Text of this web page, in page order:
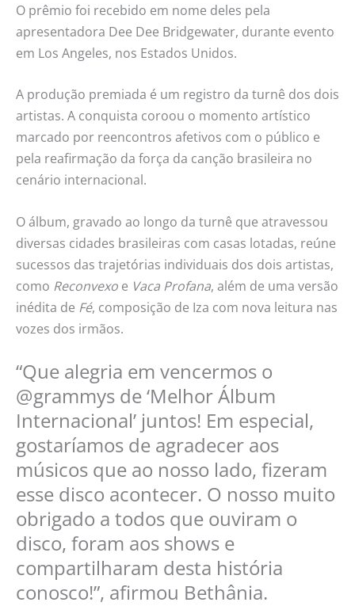
O prêmio foi recebido em nome deles pela
apresentadora Dee Dee Bridgewater, durante evento
em Los Angeles, nos Estados Unidos.
A produção premiada é um registro da turnê dos dois
artistas. A conquista coroou o momento artístico
marcado por reencontros afetivos com o público e
pela reafirmação da força da canção brasileira no
cenário internacional.
O álbum, gravado ao longo da turnê que atravessou
diversas cidades brasileiras com casas lotadas, reúne
sucessos das trajetórias individuais dos dois artistas,
como Reconvexo e Vaca Profana, além de uma versão
inédita de Fé, composição de Iza com nova leitura nas
vozes dos irmãos.
“Que alegria em vencermos o
@grammys de ‘Melhor Álbum
Internacional’ juntos! Em especial,
gostaríamos de agradecer aos
músicos que ao nosso lado, fizeram
esse disco acontecer. O nosso muito
obrigado a todos que ouviram o
disco, foram aos shows e
compartilharam desta história
conosco!”, afirmou Bethânia.